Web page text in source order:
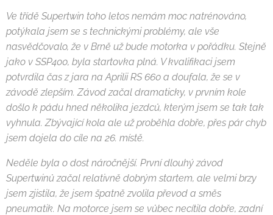
Ve třídě Supertwin toho letos nemám moc natrénováno,
potýkala jsem se s technickými problémy, ale vše
nasvědčovalo, že v Brně už bude motorka v pořádku. Stejně
jako v SSP400, byla startovka plná. V kvalifikaci jsem
potvrdila čas z jara na Aprilii RS 660 a doufala, že se v
závodě zlepším. Závod začal dramaticky, v prvním kole
došlo k pádu hned několika jezdců, kterým jsem se tak tak
vyhnula. Zbývající kola ale už proběhla dobře, přes pár chyb
jsem dojela do cíle na 26. místě.
Neděle byla o dost náročnější. První dlouhý závod
Supertwinů začal relativně dobrým startem, ale velmi brzy
jsem zjistila, že jsem špatně zvolila převod a směs
pneumatik. Na motorce jsem se vůbec necítila dobře, zadní